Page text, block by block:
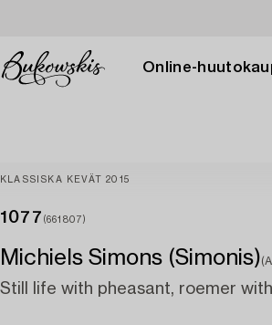
Online-
KLASSISKA KEVÄT 2015
1077 (661807)
Michiels Simons (Simonis)
Still life with pheasant, roemer